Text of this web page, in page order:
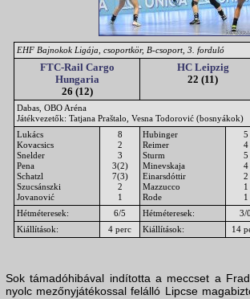
EHF Bajnokok Ligája, csoportkör, B-csoport, 3. forduló
FTC-Rail Cargo
Hungaria
26 (12)
HC Leipzig
22 (11)
Dabas, OBO Aréna
Játékvezetők: Tatjana Praštalo, Vesna Todorović (bosnyákok)
Lukács
Kovacsics
Snelder
Pena
Schatzl
Szucsánszki
Jovanović
8
2
3
3(2)
7(3)
2
1
Hubinger
Reimer
Sturm
Minevskaja
Einarsdóttir
Mazzucco
Rode
5
4
5
4
2
1
1
Hétméteresek:
6/5 Hétméteresek:
3/0
Kiállítások:
4 perc Kiállítások: 14
Sok támadóhibával indította a meccset a
nyolc mezőnyjátékossal felálló Lipcse